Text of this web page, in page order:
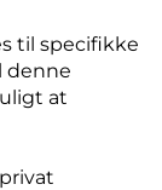
til specifikke
denne
at